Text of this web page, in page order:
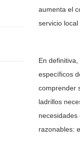
aumenta el
servicio
En
específicos
comprender
ladrillos
razonables: